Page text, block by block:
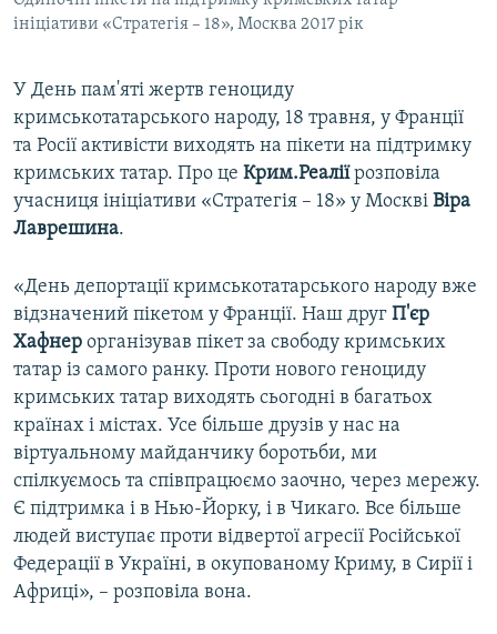
ІНФОГРАФІКА
ДОЛУЧАЙСЯ!
Усі сайти RFE/RL
ініціативи «Стратегія – 18», Москва 2017 рік
У День пам'яті жертв геноциду
кримськотатарського народу, 18 травня, у Франції
та Росії активісти виходять на пікети на підтримку
кримських татар. Про це Крим.Реаліїрозповіла
учасниця ініціативи «Стратегія – 18» у Москві Віра
Лаврешина.
«День депортації кримськотатарського народу вже
відзначений пікетом у Франції. Наш друг П'єр
Хафнер організував пікет за свободу кримських
татар із самого ранку. Проти нового геноциду
кримських татар виходять сьогодні в багатьох
країнах і містах. Усе більше друзів у нас на
віртуальному майданчику боротьби, ми
спілкуємось та співпрацюємо заочно, через мережу.
Є підтримка і в Нью-Йорку, і в Чикаго. Все більше
людей виступає проти відвертої агресії Російської
Федерації в Україні, в окупованому Криму, в Сирії і
Африці», – розповіла вона.